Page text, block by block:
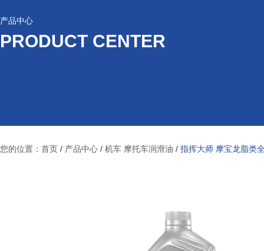
产品中心
PRODUCT CENTER
您的位置：首页 / 产品中心 / 机车 摩托车润滑油 / 指挥大师 摩宝龙脂类